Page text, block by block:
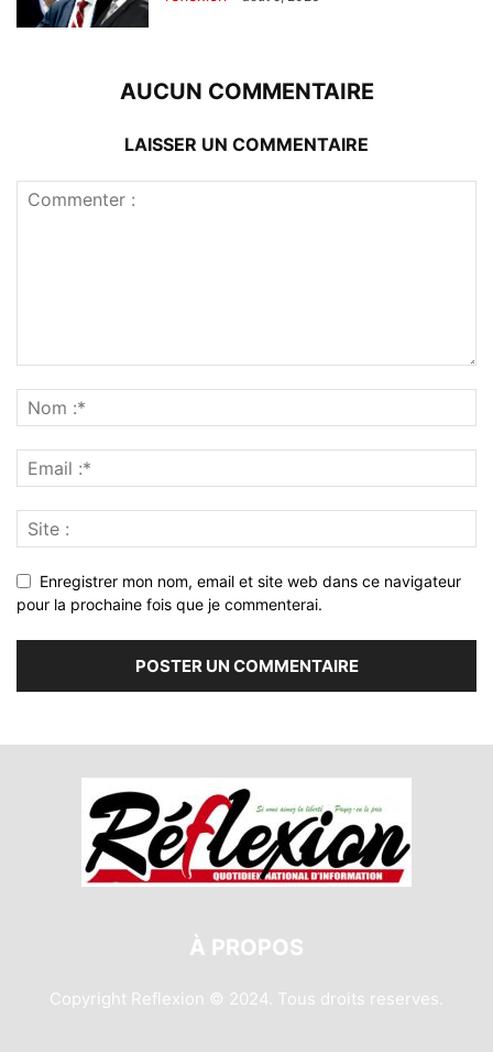
AUCUN COMMENTAIRE
LAISSER UN COMMENTAIRE
Enregistrer mon nom, email et site web dans ce navigateur
pour la prochaine fois que je commenterai.
À PROPOS
Copyright Reflexion © 2024. Tous droits reserves.